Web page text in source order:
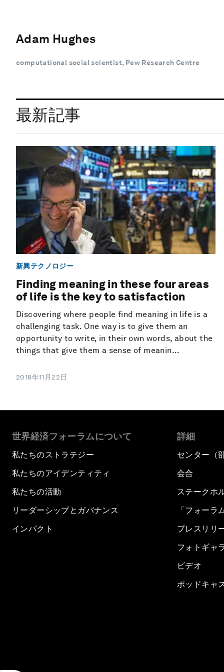
Adam Hughes
computational social scientist, Pew Research Centre
最新記事
新興テクノロジー
Finding meaning in these four areas
of life is the key to satisfaction
Discovering where people find meaning in life is a
challenging task. One way is to give them an
opportunity to write, in their own words, about the
things that give them a sense of meanin...
2018年11月22日
世界経済フォーラムについて
私たちのストラテジー
私たちのアイデンティティ
私たちの活動
リーダーシップとガバナンス
インパクト
詳細
センター（
会合
ステークホ
「フォーラ
プレスリリ
フォトギャ
ビデオ
ポッドキャ